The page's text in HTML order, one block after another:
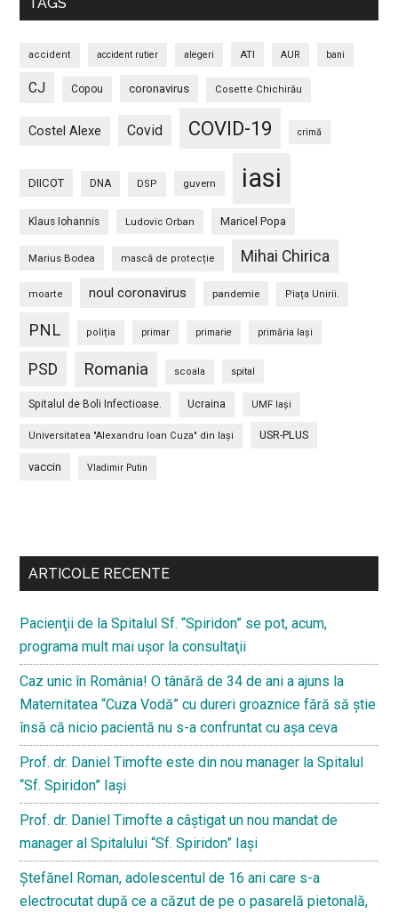
accident accident rutier alegeri ATI AUR bani
CJ Copou coronavirus Cosette Chichirău
Costel Alexe Covid COVID-19 crimă
DIICOT DNA DSP guvern iasi
Klaus Iohannis Ludovic Orban Maricel Popa
Marius Bodea mască de protecție Mihai Chirica
moarte noul coronavirus pandemie Piața Unirii.
PNL poliția primar primarie primăria Iași
PSD Romania scoala spital
Spitalul de Boli Infectioase. Ucraina UMF Iași
Universitatea "Alexandru Ioan Cuza" din Iaşi USR-PLUS
vaccin Vladimir Putin
secundara
ARTICOLE RECENTE
Pacienţii de la Spitalul Sf. “Spiridon” se pot, acum,
programa mult mai uşor la consultaţii
Caz unic în România! O tânără de 34 de ani a ajuns la
Maternitatea “Cuza Vodă” cu dureri groaznice fără să ştie
însă că nicio pacientă nu s-a confruntat cu așa ceva
Prof. dr. Daniel Timofte este din nou manager la Spitalul
“Sf. Spiridon” Iaşi
Prof. dr. Daniel Timofte a câștigat un nou mandat de
manager al Spitalului “Sf. Spiridon” Iași
Ştefănel Roman, adolescentul de 16 ani care s-a
electrocutat după ce a căzut de pe o pasarelă pietonală,